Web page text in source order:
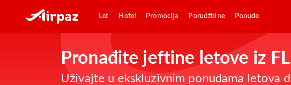
Let Hotel Promocija Porudžbine Ponude
Pronađite jeftine letove iz
Uživajte u ekskluzivnim ponudama letova